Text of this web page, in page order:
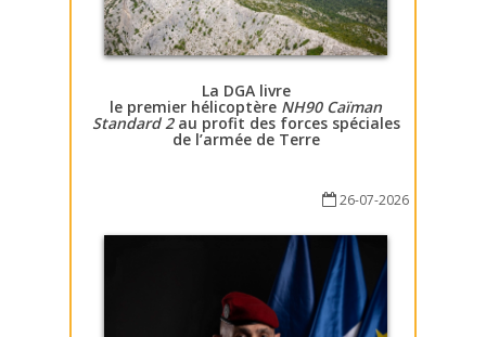
La DGA livre
le premier hélicoptère NH90 Caïman
Standard 2au profit des forces spéciales
de l’armée de Terre
26-07-2026